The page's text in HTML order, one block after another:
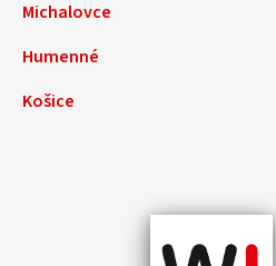
Michalovce
Humenné
Košice